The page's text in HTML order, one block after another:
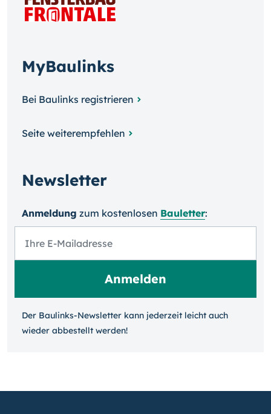
MyBaulinks
Bei Baulinks registrieren
Seite weiterempfehlen
Newsletter
Anmeldung zum kosten­losen Bauletter:
Der Baulinks-Newsletter kann jeder­zeit leicht auch
wieder ab­bestellt werden!